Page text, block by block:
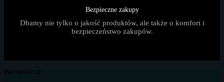
Bezpieczne zakupy
Dbamy nie tylko o jakość produktów, ale także o komfort i
bezpieczeństwo zakupów.